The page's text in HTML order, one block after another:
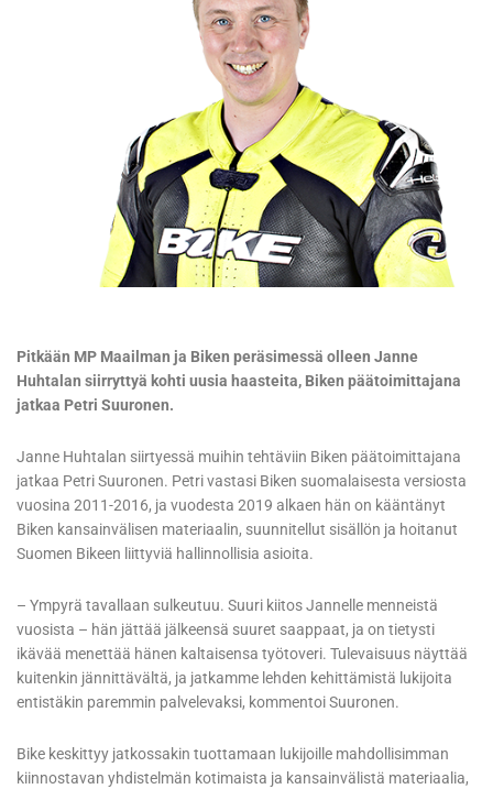
Pitkään MP Maailman ja Biken peräsimessä olleen Janne
Huhtalan siirryttyä kohti uusia haasteita, Biken päätoimittajana
jatkaa Petri Suuronen.
Janne Huhtalan siirtyessä muihin tehtäviin Biken päätoimittajana
jatkaa Petri Suuronen. Petri vastasi Biken suomalaisesta versiosta
vuosina 2011-2016, ja vuodesta 2019 alkaen hän on kääntänyt
Biken kansainvälisen materiaalin, suunnitellut sisällön ja hoitanut
Suomen Bikeen liittyviä hallinnollisia asioita.
– Ympyrä tavallaan sulkeutuu. Suuri kiitos Jannelle menneistä
vuosista – hän jättää jälkeensä suuret saappaat, ja on tietysti
ikävää menettää hänen kaltaisensa työtoveri. Tulevaisuus näyttää
kuitenkin jännittävältä, ja jatkamme lehden kehittämistä lukijoita
entistäkin paremmin palvelevaksi, kommentoi Suuronen.
Bike keskittyy jatkossakin tuottamaan lukijoille mahdollisimman
kiinnostavan yhdistelmän kotimaista ja kansainvälistä materiaalia,